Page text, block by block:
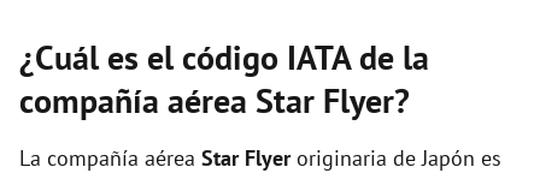
¿Cuál es el código IATA de la
compañía aérea Star Flyer?
La compañía aérea Star Flyeroriginaria de Japón es